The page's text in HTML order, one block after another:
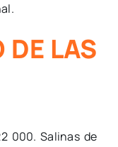
DE LAS
000. Salinas de